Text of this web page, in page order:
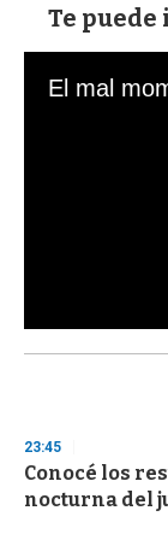
Te
s
d
s
o
f
23:45
Conocé los
nocturna del